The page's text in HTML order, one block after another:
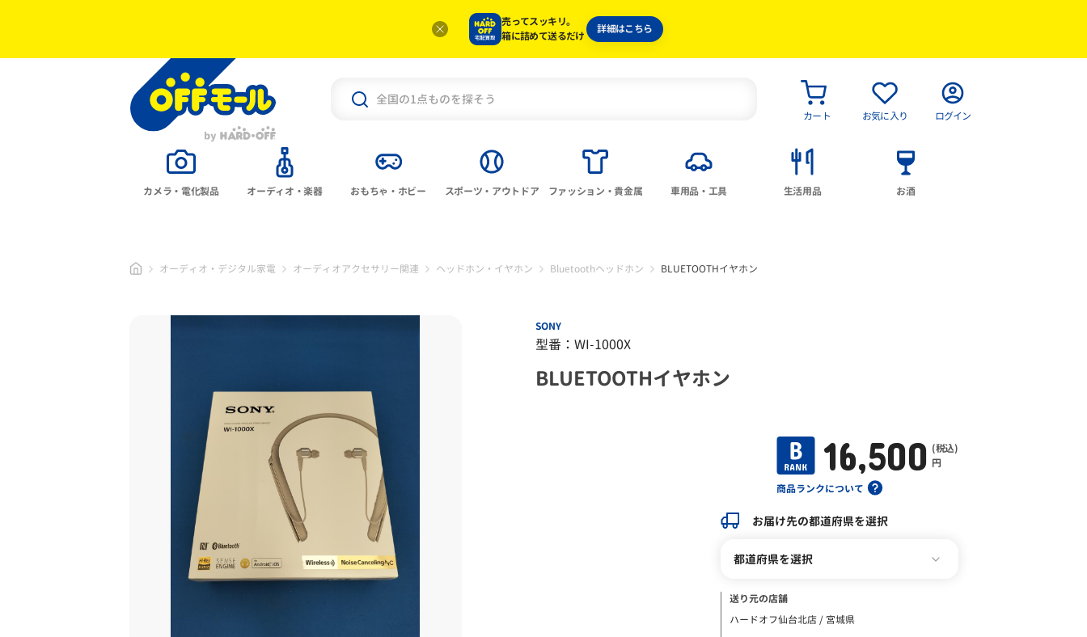
売ってスッキリ。
箱に詰めて送るだけ
詳細はこちら
カート お気に入り ログイン
カメラ・電化製品 オーディオ・楽器 おもちゃ・ホビー スポーツ・アウトドア ファッション・貴金属 車用品・工具 生活用品 お酒
オーディオ・デジタル家電 オーディオアクセサリー関連 ヘッドホン・イヤホン Bluetoothヘッドホン BLUETOOTHイヤホン
SONY
型番：WI-1000X
BLUETOOTHイヤホン
商品ランクについて
16,500 (税込)
円
お届け先の都道府県を選択
都道府県を選択
送り元の店舗
ハードオフ仙台北店 / 宮城県